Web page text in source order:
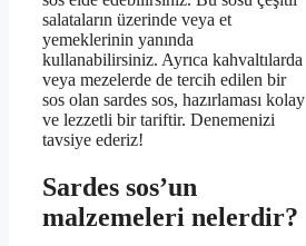
salataların üzerinde veya et
yemeklerinin yanında
kullanabilirsiniz. Ayrıca kahvaltılarda
veya mezelerde de tercih edilen bir
sos olan sardes sos, hazırlaması kolay
ve lezzetli bir tariftir. Denemenizi
tavsiye ederiz!
Sardes sos’un
malzemeleri nelerdir?